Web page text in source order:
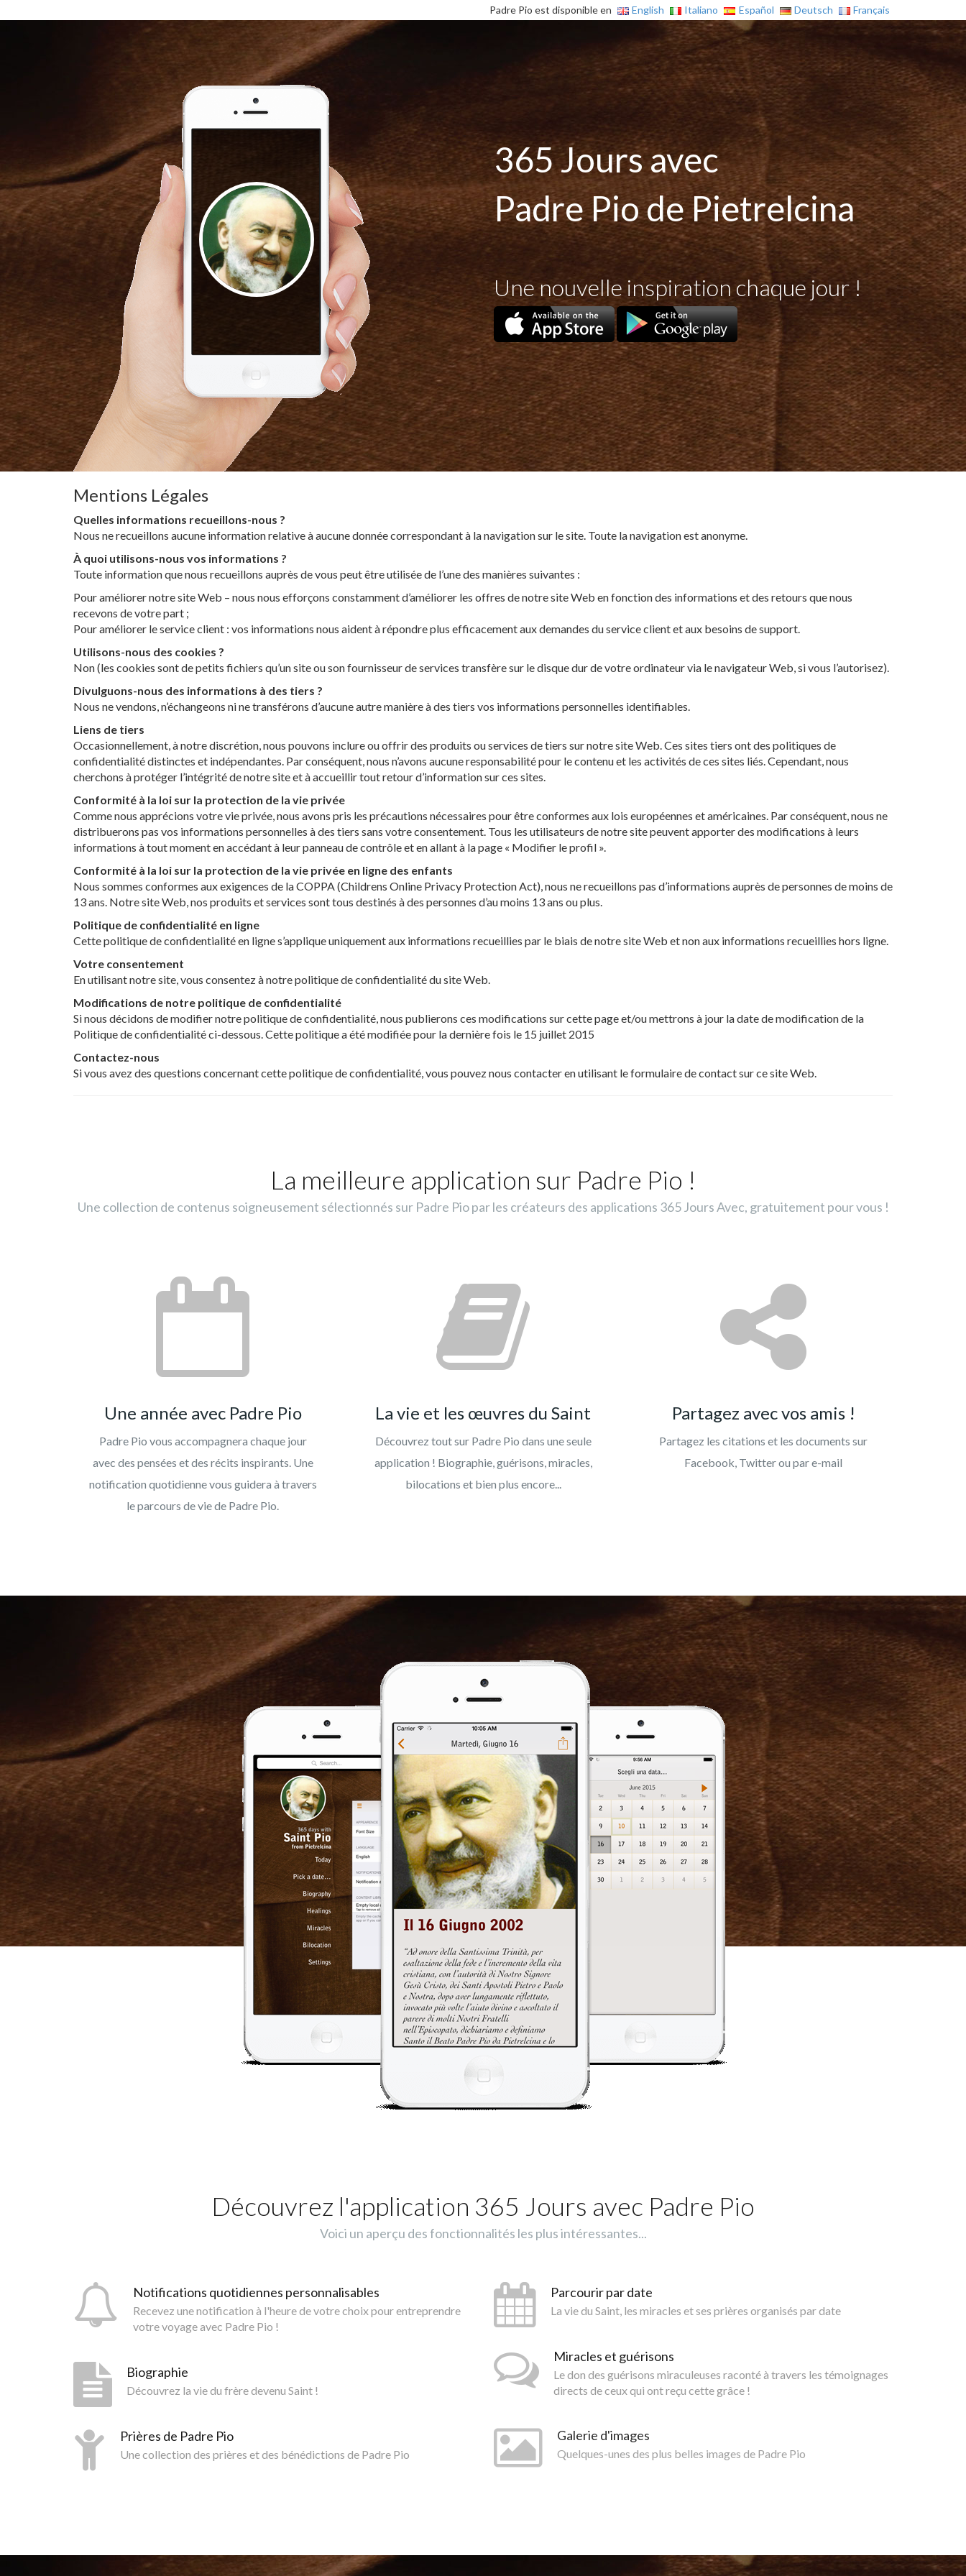
Padre Pio est disponible en English Italiano Español Deutsch Français
365 Jours avec
Padre Pio de Pietrelcina
Une nouvelle inspiration chaque jour !
Mentions Légales
Quelles informations recueillons-nous ?
Nous ne recueillons aucune information relative à aucune donnée correspondant à la navigation sur le site. Toute la navigation est anonyme.
À quoi utilisons-nous vos informations ?
Toute information que nous recueillons auprès de vous peut être utilisée de l’une des manières suivantes :
Pour améliorer notre site Web – nous nous efforçons constamment d’améliorer les offres de notre site Web en fonction des informations et des retours que nous
recevons de votre part ;
Pour améliorer le service client : vos informations nous aident à répondre plus efficacement aux demandes du service client et aux besoins de support.
Utilisons-nous des cookies ?
Non (les cookies sont de petits fichiers qu’un site ou son fournisseur de services transfère sur le disque dur de votre ordinateur via le navigateur Web, si vous l’autorisez).
Divulguons-nous des informations à des tiers ?
Nous ne vendons, n’échangeons ni ne transférons d’aucune autre manière à des tiers vos informations personnelles identifiables.
Liens de tiers
Occasionnellement, à notre discrétion, nous pouvons inclure ou offrir des produits ou services de tiers sur notre site Web. Ces sites tiers ont des politiques de
confidentialité distinctes et indépendantes. Par conséquent, nous n’avons aucune responsabilité pour le contenu et les activités de ces sites liés. Cependant, nous
cherchons à protéger l’intégrité de notre site et à accueillir tout retour d’information sur ces sites.
Conformité à la loi sur la protection de la vie privée
Comme nous apprécions votre vie privée, nous avons pris les précautions nécessaires pour être conformes aux lois européennes et américaines. Par conséquent, nous ne
distribuerons pas vos informations personnelles à des tiers sans votre consentement. Tous les utilisateurs de notre site peuvent apporter des modifications à leurs
informations à tout moment en accédant à leur panneau de contrôle et en allant à la page « Modifier le profil ».
Conformité à la loi sur la protection de la vie privée en ligne des enfants
Nous sommes conformes aux exigences de la COPPA (Childrens Online Privacy Protection Act), nous ne recueillons pas d’informations auprès de personnes de moins de
13 ans. Notre site Web, nos produits et services sont tous destinés à des personnes d’au moins 13 ans ou plus.
Politique de confidentialité en ligne
Cette politique de confidentialité en ligne s’applique uniquement aux informations recueillies par le biais de notre site Web et non aux informations recueillies hors ligne.
Votre consentement
En utilisant notre site, vous consentez à notre politique de confidentialité du site Web.
Modifications de notre politique de confidentialité
Si nous décidons de modifier notre politique de confidentialité, nous publierons ces modifications sur cette page et/ou mettrons à jour la date de modification de la
Politique de confidentialité ci-dessous. Cette politique a été modifiée pour la dernière fois le 15 juillet 2015
Contactez-nous
Si vous avez des questions concernant cette politique de confidentialité, vous pouvez nous contacter en utilisant le formulaire de contact sur ce site Web.
La meilleure application sur Padre Pio !
Une collection de contenus soigneusement sélectionnés sur Padre Pio par les créateurs des applications 365 Jours Avec, gratuitement pour vous !
Une année avec Padre Pio
Padre Pio vous accompagnera chaque jour
avec des pensées et des récits inspirants. Une
notification quotidienne vous guidera à travers
le parcours de vie de Padre Pio.
La vie et les œuvres du Saint
Découvrez tout sur Padre Pio dans une seule
application ! Biographie, guérisons, miracles,
bilocations et bien plus encore...
Partagez avec vos amis !
Partagez les citations et les documents sur
Facebook, Twitter ou par e-mail
Découvrez l'application 365 Jours avec Padre Pio
Voici un aperçu des fonctionnalités les plus intéressantes...
Notifications quotidiennes personnalisables
Recevez une notification à l'heure de votre choix pour entreprendre
votre voyage avec Padre Pio !
Biographie
Découvrez la vie du frère devenu Saint !
Prières de Padre Pio
Une collection des prières et des bénédictions de Padre Pio
Parcourir par date
La vie du Saint, les miracles et ses prières organisés par date
Miracles et guérisons
Le don des guérisons miraculeuses raconté à travers les témoignages
directs de ceux qui ont reçu cette grâce !
Galerie d'images
Quelques-unes des plus belles images de Padre Pio